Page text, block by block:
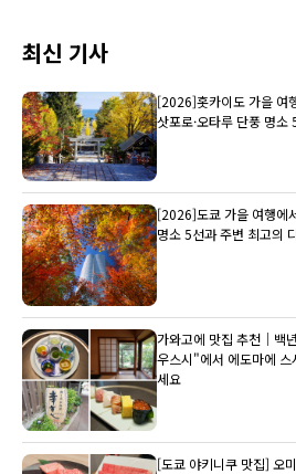
최신 기사
[2026]홋카이도 가을 여
삿포로·오타루 단풍 명소
[2026]도쿄 가을 여행에
명소 5선과 주변 최고의
가와고에 맛집 추천｜백
우스시"에서 에도마에
세요
[도쿄 야키니쿠 맛집] 오